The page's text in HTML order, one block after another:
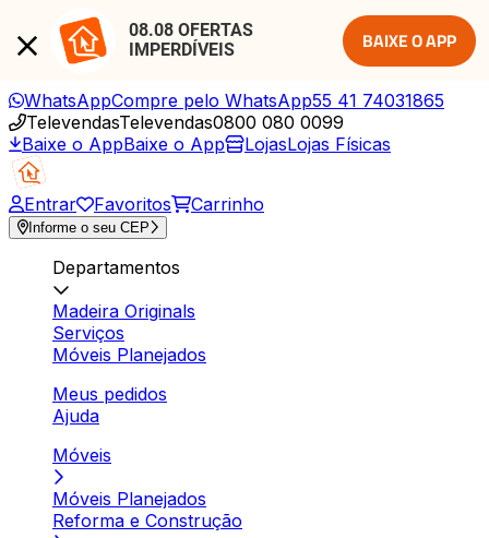
08.08 OFERTAS
IMPERDÍVEIS
BAIXE O APP
WhatsAppCompre pelo WhatsApp55 41 74031865
TelevendasTelevendas0800 080 0099
Baixe o AppBaixe o App LojasLojas Físicas
Entrar Favoritos Carrinho
Informe o seu CEP
Departamentos
Madeira Originals
Serviços
Móveis Planejados
Meus pedidos
Ajuda
Móveis
Móveis Planejados
Reforma e Construção